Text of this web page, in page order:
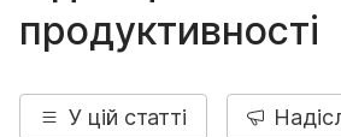
продуктивності
У цій статті